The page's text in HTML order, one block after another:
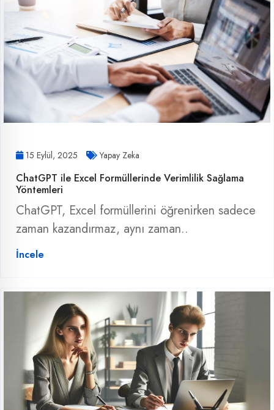
15 Eylül, 2025 Yapay Zeka
ChatGPT ile Excel Formüllerinde Verimlilik Sağlama
Yöntemleri
ChatGPT, Excel formüllerini öğrenirken sadece
zaman kazandırmaz, aynı zaman..
İncele